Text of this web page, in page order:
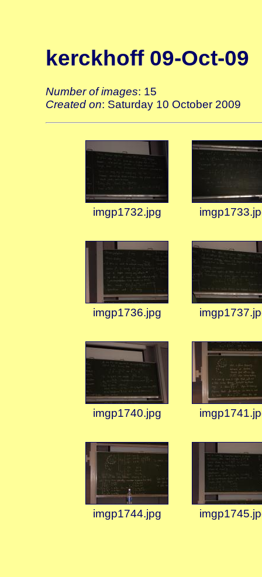
kerckhoff 09-Oct-09
Number of images: 15
Created on: Saturday 10 October 2009
imgp1732.jpg
imgp1736.jpg
imgp1740.jpg
imgp1744.jpg